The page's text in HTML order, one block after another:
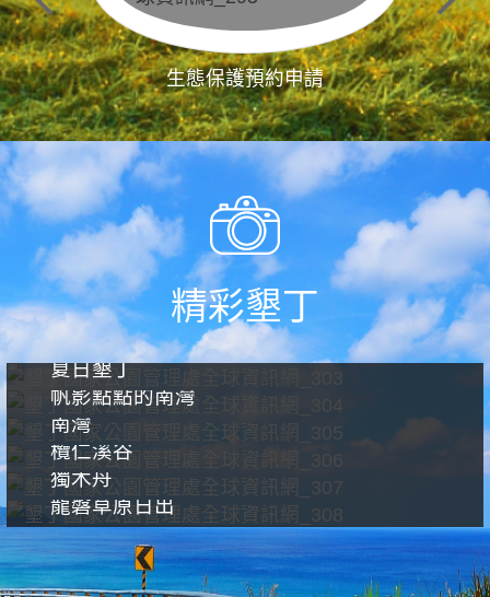
生態保護預約申請
精彩墾丁
夏日墾丁
帆影點點的南灣
南灣
欖仁溪谷
獨木舟
龍磐草原日出